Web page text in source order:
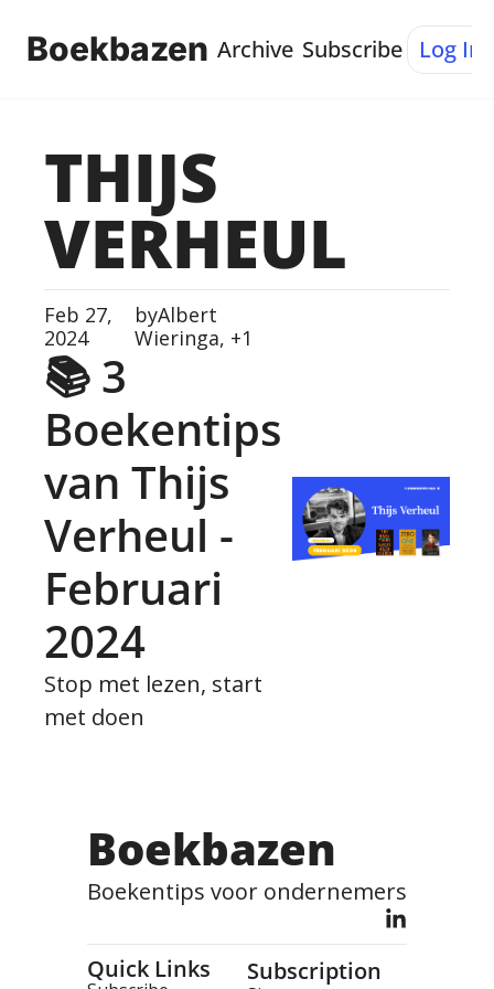
Boekbazen Archive Subscribe Log In
THIJS
VERHEUL
Feb 27,
2024
byAlbert
Wieringa, +1
📚 3
Boekentips
van Thijs
Verheul -
Februari
2024
Stop met lezen, start
met doen
Boekbazen
Boekentips voor ondernemers
Quick Links Subscription